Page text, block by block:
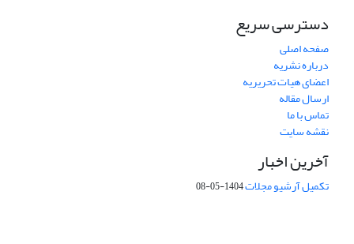
دسترسی سریع
صفحه اصلی
درباره نشریه
اعضای هیات تحریریه
ارسال مقاله
تماس با ما
نقشه سایت
آخرین اخبار
تکمیل آرشیو مجلات1404-05-08